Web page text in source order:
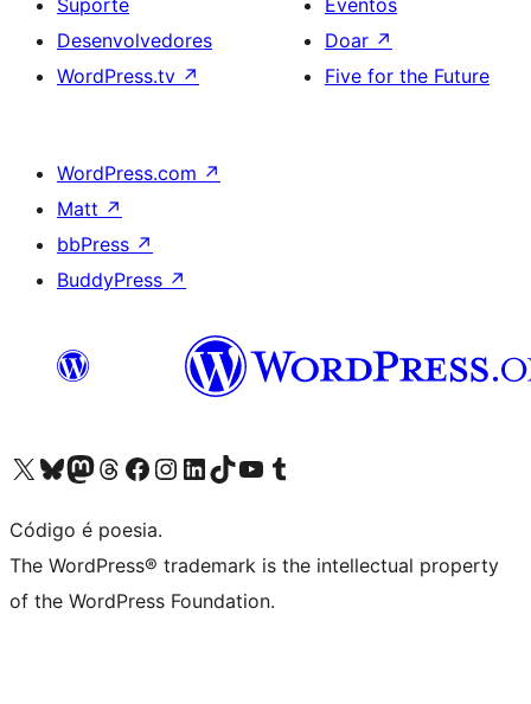
Suporte
Desenvolvedores
WordPress.tv ↗
Eventos
Doar ↗
Five for the Future
WordPress.com ↗
Matt ↗
bbPress ↗
BuddyPress ↗
Acessar nossa conta do X (antigo Twitter)
Acessar nossa conta do Bluesky
Acessar nossa conta do Mastodon
Acessar nossa conta do Threads
Acessar nossa página do Facebook
Acessar nossa conta do Instagram
Acessar nossa conta do LinkedIn
Acessar nossa conta do TikTok
Acessar nosso canal do YouTube
Acessar nossa conta no Tumblr
Código é poesia.
The WordPress® trademark is the intellectual property
of the WordPress Foundation.